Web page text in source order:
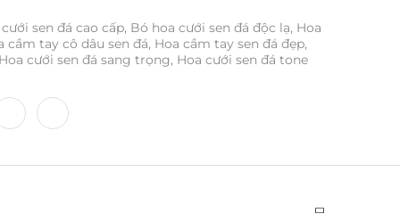
sen đá cao cấp, Bó hoa cưới sen đá độc lạ, Hoa
cầm tay cô dâu sen đá, Hoa cầm tay sen đá đẹp,
cưới sen đá sang trọng, Hoa cưới sen đá tone